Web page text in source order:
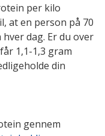
per kilo
at en person på 70
dag. Er du over
1,1-1,3 gram
din
gennem